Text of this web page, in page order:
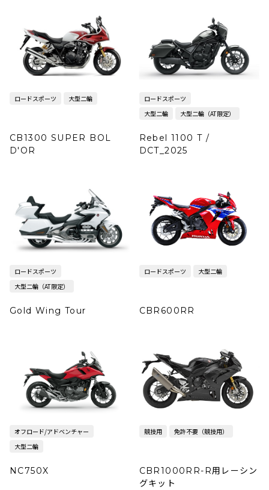
ロードスポーツ 大型二輪
CB1300 SUPER BOL
D'OR
ロードスポーツ
大型二輪
大型二輪（AT限定）
Rebel 1100 T /
DCT_2025
ロードスポーツ
大型二輪（AT限定）
Gold Wing Tour
ロードスポーツ 大型二輪
CBR600RR
オフロード/アドベンチャー
大型二輪
NC750X
競技用 免許不要（競技用）
CBR1000RR-R用レーシン
グキット